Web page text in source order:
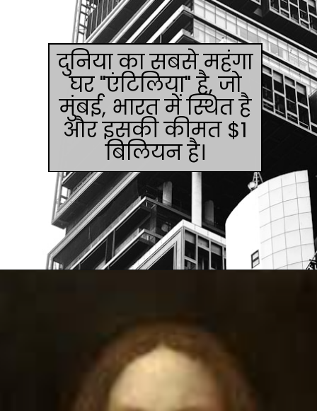
दुनिया का सबसे महंगा
घर "एंटिलिया" है, जो
मुंबई, भारत में स्थित है
और इसकी कीमत $1
बिलियन है।